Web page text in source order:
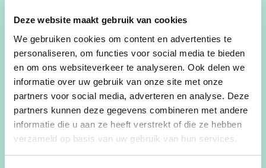
Deze website maakt gebruik van cookies
We gebruiken cookies om content en advertenties te
personaliseren, om functies voor social media te bieden
en om ons websiteverkeer te analyseren. Ook delen we
informatie over uw gebruik van onze site met onze
partners voor social media, adverteren en analyse. Deze
partners kunnen deze gegevens combineren met andere
informatie die u aan ze heeft verstrekt of die ze hebben
verzameld op basis van uw gebruik van hun services.
toekomst. Maar toch… onze winkel in Waregem
voelt nog steeds als thuiskomen!– Stijn
Declerck, zaakvoerder D’Origine Chocolaterie
(Het Pand Waregem)
* Enkele jaren geleden was onze viswinkel toe aan
vernieuwing. We hielden resoluut vast aan ons
pand in hartje Waregem en kozen voor een
grondige renovatie en uitbreiding. We maakten